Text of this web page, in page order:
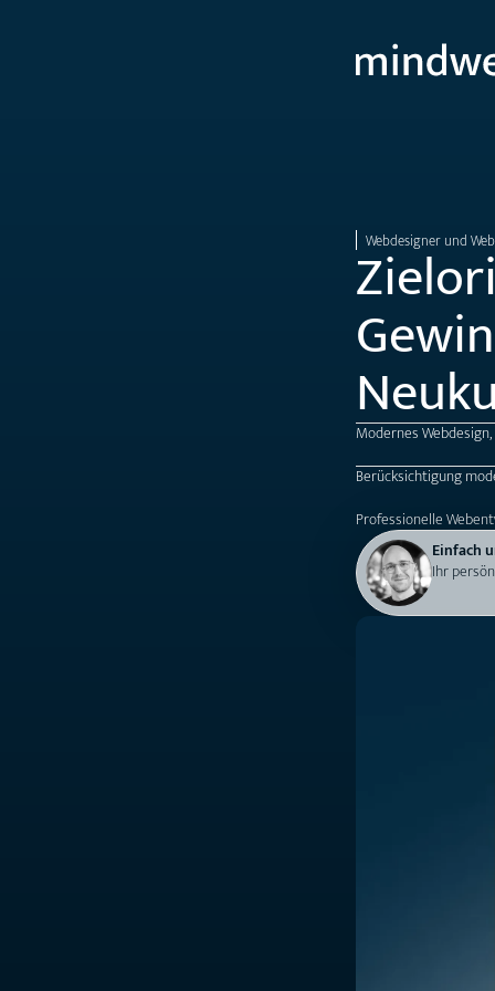
Webdesigner und
Modernes
Berücksichtigung
Professionelle
Einfach
Ihr